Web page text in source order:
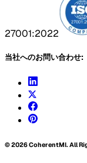
27001:2022
当社へのお問い合わせ:
©2026CoherentMI. All